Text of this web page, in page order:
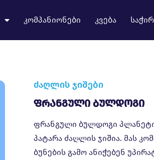
კომპანიონები კვება
ძაღლის ჯიშები
Ფრანგული Ბულდოგი
ფრანგული ბულდოგი
პატარა ძაღლის ჯიშია. მას
ბუნების გამო ანიჭებენ